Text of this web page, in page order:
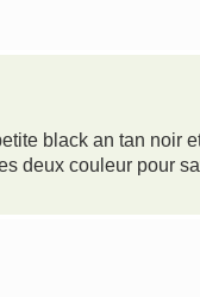
black an tan noir
deux couleur pour